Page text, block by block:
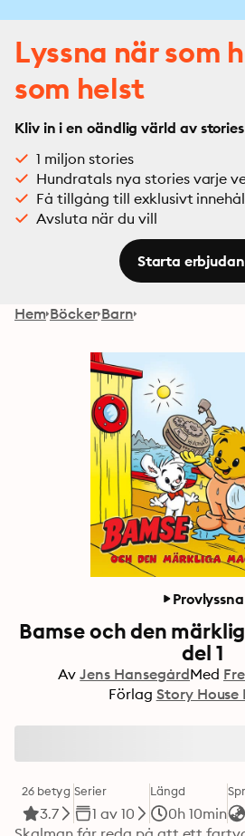
Lyssna när som
som helst
Kliv in i en oändlig värld av stories
1 miljon stories
Hundratals nya stories varje
Få tillgång till exklusivt
Avsluta när du vill
Starta
Hem Böcker Barn
Provlyssna
Bamse och den
del 1
Av Jens HansegårdMed
Förlag Story House
26 betyg
3.7
Serier
1 av 10
Längd
0h 10min